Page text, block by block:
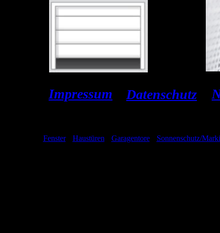
Impressum Datenschutz
Fenster] [ Haustüren Garagentore] [ Sonnenschutz/